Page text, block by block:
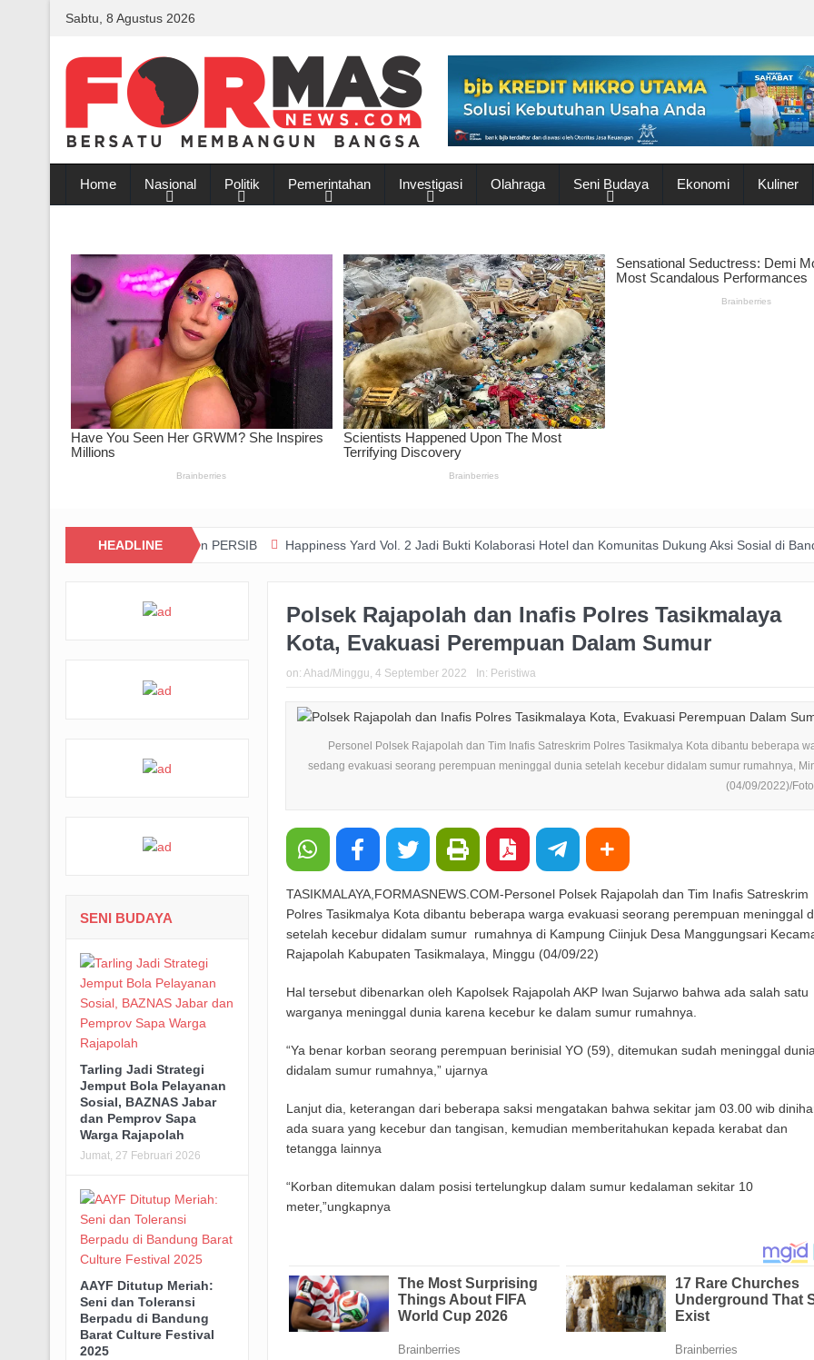
Sabtu, 8 Agustus 2026
Home Nasional Politik Pemerintahan Investigasi Olahraga Seni Budaya Ekonomi Kuliner
HEADLINE
Kolaborasi dengan PERSIB Happiness Yard Vol. 2 Jadi Bukti Kolaborasi Hotel dan Komunitas Dukung Aksi Sosial di Bandung
Polsek Rajapolah dan Inafis Polres Tasikmalaya
Kota, Evakuasi Perempuan Dalam Sumur
on: Ahad/Minggu, 4 September 2022 In: Peristiwa
Personel Polsek Rajapolah dan Tim Inafis Satreskrim Polres Tasikmalya Kota dibantu beberapa
sedang evakuasi seorang perempuan meninggal dunia setelah kecebur didalam sumur rumahnya,
(04/09/2022)/
TASIKMALAYA,FORMASNEWS.COM-Personel Polsek Rajapolah dan Tim Inafis Satreskrim
Polres Tasikmalya Kota dibantu beberapa warga evakuasi seorang perempuan meninggal
setelah kecebur didalam sumur rumahnya di Kampung Ciinjuk Desa Manggungsari
Rajapolah Kabupaten Tasikmalaya, Minggu (04/09/22)
Hal tersebut dibenarkan oleh Kapolsek Rajapolah AKP Iwan Sujarwo bahwa ada salah satu
warganya meninggal dunia karena kecebur ke dalam sumur rumahnya.
“Ya benar korban seorang perempuan berinisial YO (59), ditemukan sudah meninggal
didalam sumur rumahnya,” ujarnya
Lanjut dia, keterangan dari beberapa saksi mengatakan bahwa sekitar jam 03.00 wib
ada suara yang kecebur dan tangisan, kemudian memberitahukan kepada kerabat dan
tetangga lainnya
“Korban ditemukan dalam posisi tertelungkup dalam sumur kedalaman sekitar 10
meter,”ungkapnya
SENI BUDAYA
Tarling Jadi Strategi
Jemput Bola Pelayanan
Sosial, BAZNAS Jabar
dan Pemprov Sapa
Warga Rajapolah
Jumat, 27 Februari 2026
AAYF Ditutup Meriah:
Seni dan Toleransi
Berpadu di Bandung
Barat Culture Festival
2025